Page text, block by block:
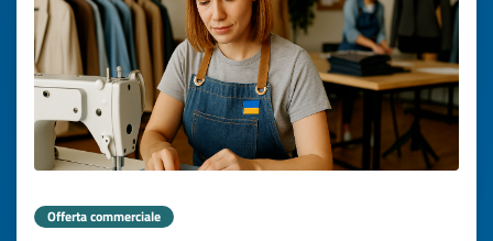
Offerta commerciale